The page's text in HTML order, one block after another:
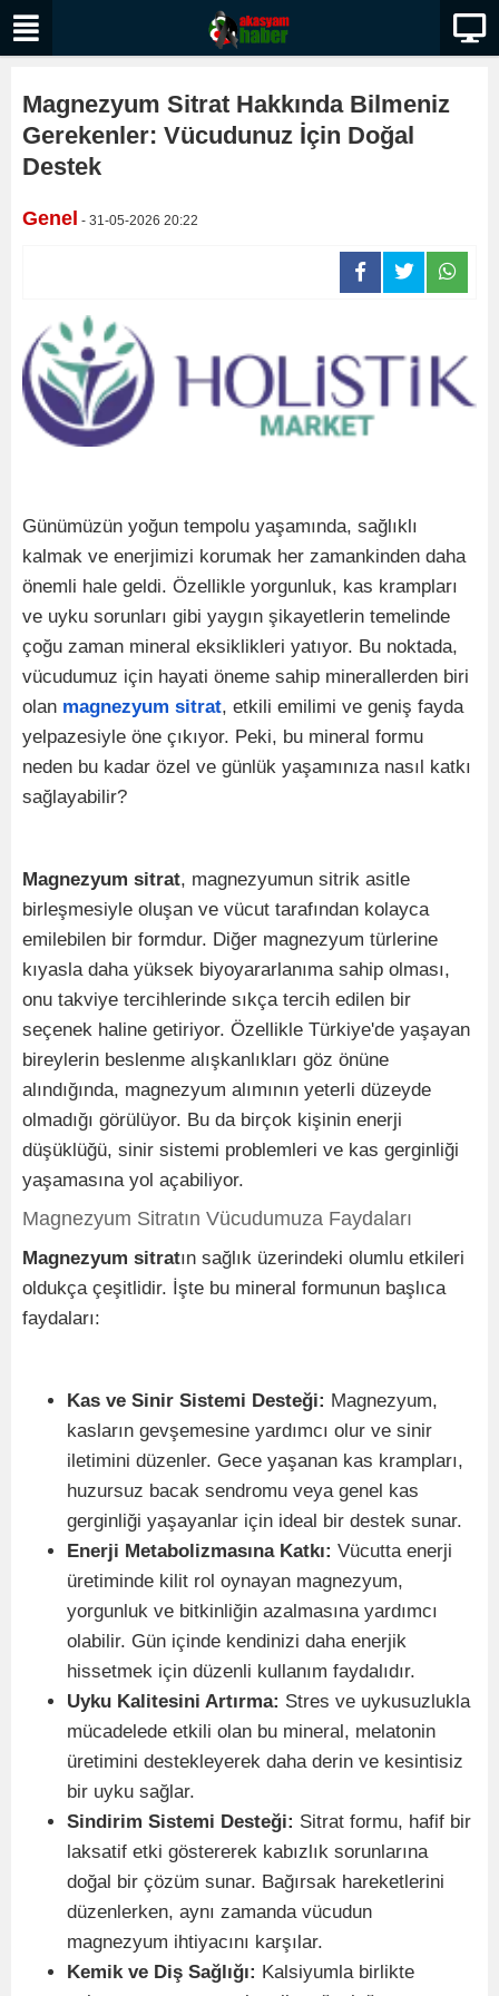
Magnezyum Sitrat Hakkında Bilmeniz
Gerekenler: Vücudunuz İçin Doğal
Destek
Genel - 31-05-2026 20:22
Günümüzün yoğun tempolu yaşamında, sağlıklı
kalmak ve enerjimizi korumak her zamankinden daha
önemli hale geldi. Özellikle yorgunluk, kas krampları
ve uyku sorunları gibi yaygın şikayetlerin temelinde
çoğu zaman mineral eksiklikleri yatıyor. Bu noktada,
vücudumuz için hayati öneme sahip minerallerden biri
olan magnezyum sitrat, etkili emilimi ve geniş fayda
yelpazesiyle öne çıkıyor. Peki, bu mineral formu
neden bu kadar özel ve günlük yaşamınıza nasıl katkı
sağlayabilir?
Magnezyum sitrat, magnezyumun sitrik asitle
birleşmesiyle oluşan ve vücut tarafından kolayca
emilebilen bir formdur. Diğer magnezyum türlerine
kıyasla daha yüksek biyoyararlanıma sahip olması,
onu takviye tercihlerinde sıkça tercih edilen bir
seçenek haline getiriyor. Özellikle Türkiye'de yaşayan
bireylerin beslenme alışkanlıkları göz önüne
alındığında, magnezyum alımının yeterli düzeyde
olmadığı görülüyor. Bu da birçok kişinin enerji
düşüklüğü, sinir sistemi problemleri ve kas gerginliği
yaşamasına yol açabiliyor.
Magnezyum Sitratın Vücudumuza Faydaları
Magnezyum sitratın sağlık üzerindeki olumlu etkileri
oldukça çeşitlidir. İşte bu mineral formunun başlıca
faydaları:
Kas ve Sinir Sistemi Desteği: Magnezyum,
kasların gevşemesine yardımcı olur ve sinir
iletimini düzenler. Gece yaşanan kas krampları,
huzursuz bacak sendromu veya genel kas
gerginliği yaşayanlar için ideal bir destek sunar.
Enerji Metabolizmasına Katkı: Vücutta enerji
üretiminde kilit rol oynayan magnezyum,
yorgunluk ve bitkinliğin azalmasına yardımcı
olabilir. Gün içinde kendinizi daha enerjik
hissetmek için düzenli kullanım faydalıdır.
Uyku Kalitesini Artırma: Stres ve uykusuzlukla
mücadelede etkili olan bu mineral, melatonin
üretimini destekleyerek daha derin ve kesintisiz
bir uyku sağlar.
Sindirim Sistemi Desteği: Sitrat formu, hafif bir
laksatif etki göstererek kabızlık sorunlarına
doğal bir çözüm sunar. Bağırsak hareketlerini
düzenlerken, aynı zamanda vücudun
magnezyum ihtiyacını karşılar.
Kemik ve Diş Sağlığı: Kalsiyumla birlikte